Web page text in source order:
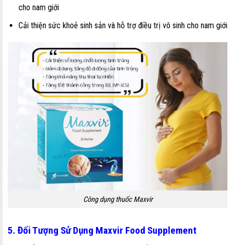
cho nam giới
Cải thiện sức khoẻ sinh sản và hỗ trợ điều trị vô sinh cho nam giới
Công dụng thuốc Maxvir
5. Đối Tượng Sử Dụng Maxvir Food Supplement